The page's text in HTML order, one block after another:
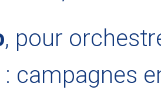
, pour
: campagnes